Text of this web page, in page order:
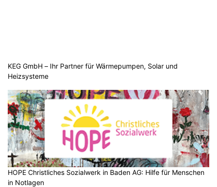
KEG GmbH – Ihr Partner für Wärmepumpen, Solar und
Heizsysteme
HOPE Christliches Sozialwerk in Baden AG: Hilfe für Menschen
in Notlagen